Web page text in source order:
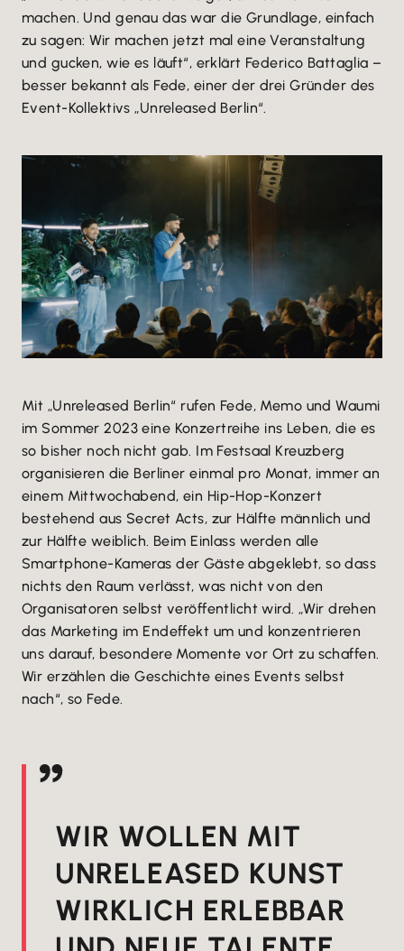
machen. Und genau das war die Grundlage, einfach
zu sagen: Wir machen jetzt mal eine Veranstaltung
und gucken, wie es läuft“, erklärt Federico Battaglia –
besser bekannt als Fede, einer der drei Gründer des
Event-Kollektivs „Unreleased Berlin“.
Mit „Unreleased Berlin“ rufen Fede, Memo und Waumi
im Sommer 2023 eine Konzertreihe ins Leben, die es
so bisher noch nicht gab. Im Festsaal Kreuzberg
organisieren die Berliner einmal pro Monat, immer an
einem Mittwochabend, ein Hip-Hop-Konzert
bestehend aus Secret Acts, zur Hälfte männlich und
zur Hälfte weiblich. Beim Einlass werden alle
Smartphone-Kameras der Gäste abgeklebt, so dass
nichts den Raum verlässt, was nicht von den
Organisatoren selbst veröffentlicht wird. „Wir drehen
das Marketing im Endeffekt um und konzentrieren
uns darauf, besondere Momente vor Ort zu schaffen.
Wir erzählen die Geschichte eines Events selbst
nach“, so Fede.
WIR WOLLEN MIT
UNRELEASED KUNST
WIRKLICH ERLEBBAR